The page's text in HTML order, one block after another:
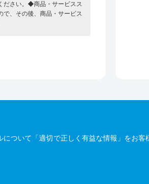
ださい。◆商品・サービスス
、その後、商品・サービス
ついて「適切で正しく有益な情報」をお客